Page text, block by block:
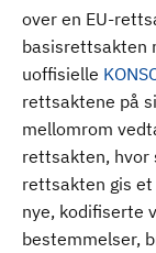
over en EU-
basisrettsakten
uoffisielle
rettsaktene på
mellomrom
rettsakten, hvor
rettsakten gis et
nye, kodifiserte
bestemmelser,